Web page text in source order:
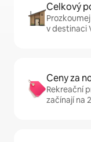
Celkový
v destinaci
Ceny za
Rekreační
začínají na